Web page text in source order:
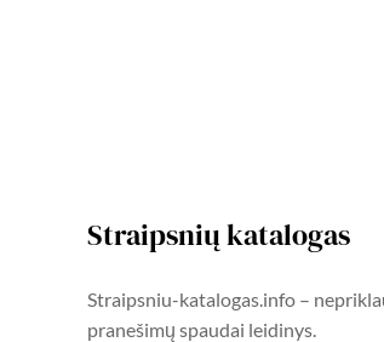
Straipsnių katalogas
Straipsniu-katalogas.info –
pranešimų spaudai leidinys.